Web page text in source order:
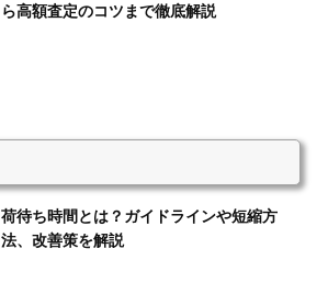
ら高額査定のコツまで徹底解説
荷待ち時間とは？ガイドラインや短縮方
法、改善策を解説